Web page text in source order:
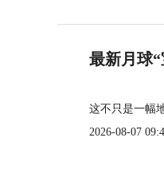
最新月球
这不只是一幅
2026-08-07